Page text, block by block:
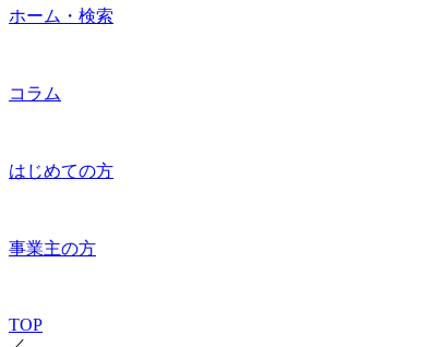
ホーム・検索
コラム
はじめての方
事業主の方
TOP